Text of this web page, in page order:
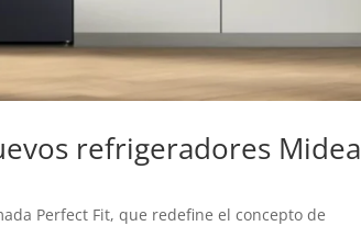
refrigeradores Midea
Perfect Fit, que redefine el concepto de